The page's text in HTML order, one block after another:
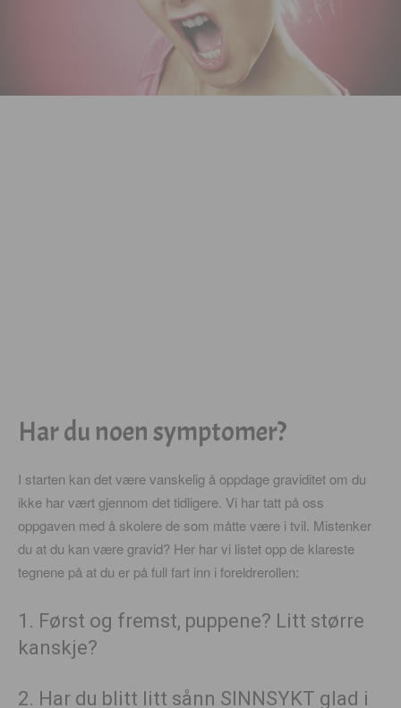
Har du noen symptomer?
I starten kan det være vanskelig å oppdage graviditet om du
ikke har vært gjennom det tidligere. Vi har tatt på oss
oppgaven med å skolere de som måtte være i tvil. Mistenker
du at du kan være gravid? Her har vi listet opp de klareste
tegnene på at du er på full fart inn i foreldrerollen:
1. Først og fremst, puppene? Litt større
kanskje?
2. Har du blitt litt sånn SINNSYKT glad i